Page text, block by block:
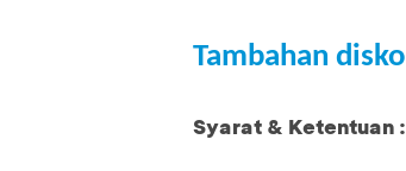
Tambahan
Syarat & Ketentuan :